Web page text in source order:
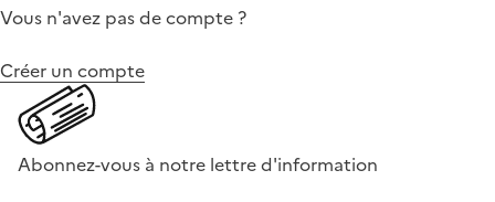
Vous n'avez pas de compte ?
Créer un compte
Abonnez-vous à notre lettre d'information